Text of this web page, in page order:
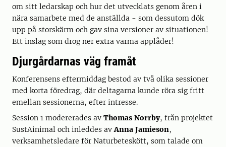
om sitt ledarskap och hur det utvecklats genom åren i
nära samarbete med de anställda - som dessutom dök
upp på storskärm och gav sina versioner av situationen!
Ett inslag som drog ner extra varma applåder!
Djurgårdarnas väg framåt
Konferensens eftermiddag bestod av två olika sessioner
med korta föredrag, där deltagarna kunde röra sig fritt
emellan sessionerna, efter intresse.
Session 1 modererades av Thomas Norrby, från projektet
SustAinimal och inleddes avAnna Jamieson,
verksamhetsledare för Naturbeteskött, som talade om